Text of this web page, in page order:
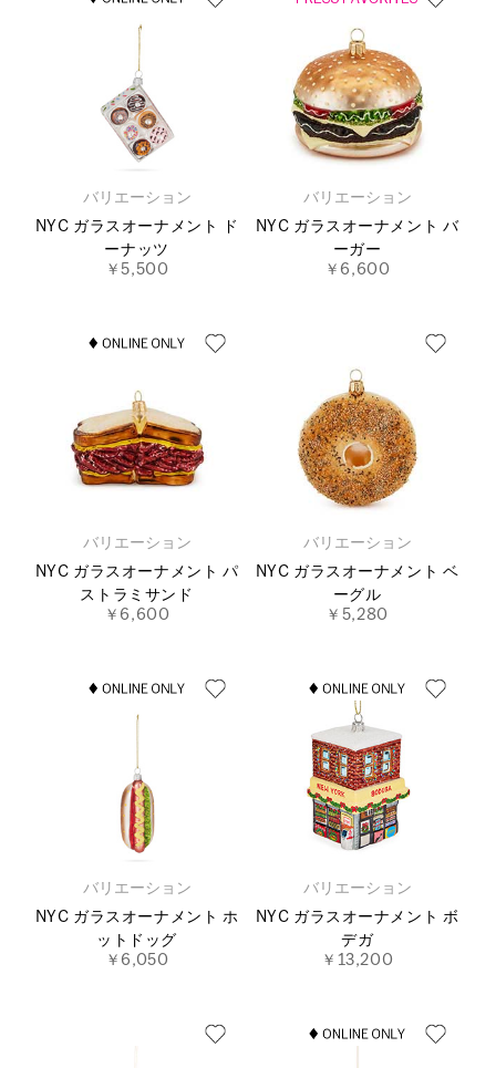
バリエーション
NYC ガラスオーナメント ド
ーナッツ
￥5,500
バリエーション
NYC ガラスオーナメント バ
ーガー
￥6,600
バリエーション
NYC ガラスオーナメント パ
ストラミサンド
￥6,600
バリエーション
NYC ガラスオーナメント ベ
ーグル
￥5,280
バリエーション
NYC ガラスオーナメント ホ
ットドッグ
￥6,050
バリエーション
NYC ガラスオーナメント ボ
デガ
￥13,200